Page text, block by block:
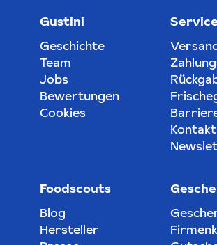
Gustini
Geschichte
Team
Jobs
Bewertungen
Cookies
Service
Kontakt
Foodscouts
Blog
Hersteller